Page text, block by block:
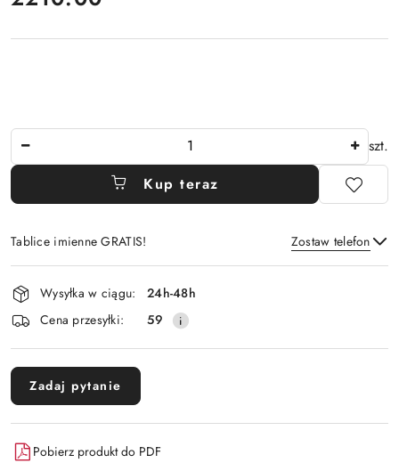
szt.
Kup teraz
Tablice imienne GRATIS! Zostaw telefon
Wyślij
Dostępność
i
dostawa
Wysyłka w ciągu:
24h-48h
Cena przesyłki:
59
Zadaj pytanie
Pobierz produkt do PDF